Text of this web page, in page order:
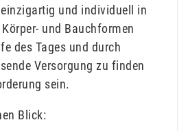
und individuell in
und Bauchformen
des Tages und durch
Versorgung zu finden
sein.
Blick: